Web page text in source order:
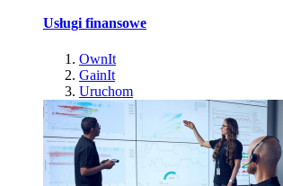
Usługi finansowe
OwnIt
GainIt
Uruchom